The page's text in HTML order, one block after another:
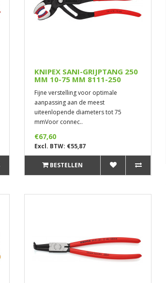
KNIPEX SANI-GRIJPTANG 250
MM 10-75 MM 8111-250
Fijne verstelling voor optimale
aanpassing aan de meest
uiteenlopende diameters tot 75
mmVoor connec..
€67,60
Excl. BTW: €55,87
BESTELLEN